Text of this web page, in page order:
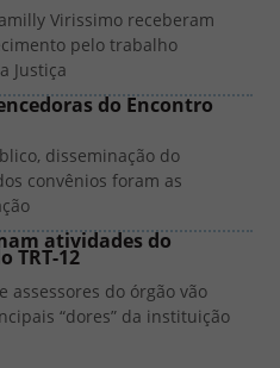
Virissimo receberam
pelo trabalho
Justiça
do Encontro
disseminação do
convênios foram as
atividades do
TRT-12
assessores do órgão vão
“dores” da instituição